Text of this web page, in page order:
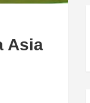
Asia